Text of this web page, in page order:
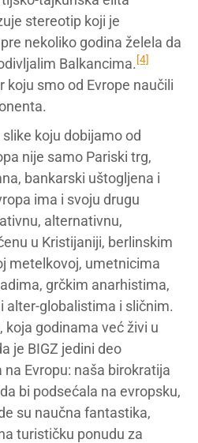
stereotip koji je
nekoliko godina želela da
Balkancima. [4]
koju smo od Evrope naučili
koju dobijamo od
nije samo Pariski trg,
bankarski uštogljena i
ima i svoju drugu
alternativnu,
u Kristijaniji, berlinskim
metelkovoj, umetnicima
grčkim anarhistima,
alter-globalistima i sličnim.
godinama već živi u
je BIGZ jedini deo
Evropu: naša birokratija
bi podsećala na evropsku,
su naučna fantastika,
turističku ponudu za